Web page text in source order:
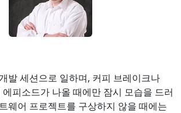
발 세션으로 일하며, 커피 브레이크나
피소드가 나올 때에만 잠시 모습을 드러
웨어 프로젝트를 구상하지 않을 때에는